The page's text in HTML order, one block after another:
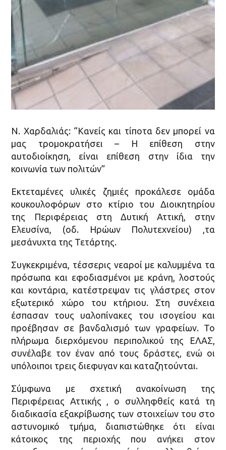
Ν. Χαρδαλιάς: “Κανείς και τίποτα δεν μπορεί να
μας τρομοκρατήσει – Η επίθεση στην
αυτοδιοίκηση, είναι επίθεση στην ίδια την
κοινωνία των πολιτών”
Εκτεταμένες υλικές ζημιές προκάλεσε ομάδα
κουκουλοφόρων στο κτίριο του Διοικητηρίου
της Περιφέρειας στη Δυτική Αττική, στην
Ελευσίνα, (οδ. Ηρώων Πολυτεχνείου) ,τα
μεσάνυχτα της Τετάρτης.
Συγκεκριμένα, τέσσερις νεαροί με καλυμμένα τα
πρόσωπα και εφοδιασμένοι με κράνη, λοστούς
και κοντάρια, κατέστρεψαν τις γλάστρες στον
εξωτερικό χώρο του κτήριου. Στη συνέχεια
έσπασαν τους υαλοπίνακες του ισογείου και
προέβησαν σε βανδαλισμό των γραφείων. Το
πλήρωμα διερχόμενου περιπολικού της ΕΛΑΣ,
συνέλαβε τον έναν από τους δράστες, ενώ οι
υπόλοιποι τρεις διεφυγαν και καταζητούνται.
Σύμφωνα με σχετική ανακοίνωση της
Περιφέρειας Αττικής , ο συλληφθείς κατά τη
διαδικασία εξακρίβωσης των στοιχείων του στο
αστυνομικό τμήμα, διαπιστώθηκε ότι είναι
κάτοικος της περιοχής που ανήκει στον